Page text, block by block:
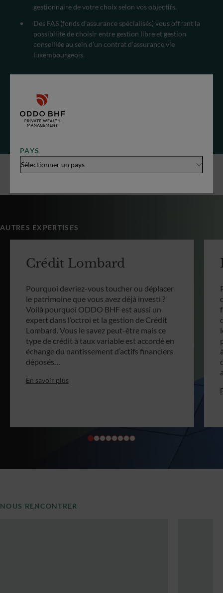
PAYS
Sélectionner un pays
gestionnaire de votre choix selon vos objectifs.
Des FAS (fonds d’assurance spécialisés) vous offrant la
possibilité de choisir entre gestion libre et gestion
conseillée au sein d’un contrat d’assurance vie
luxembourgeois.
est ce qu’il y a de plus précieux.
AUTRES EXPERTISES
Crédit Lombard
Pourquoi devriez-vous toucher ou déplacer
le patrimoine que vous avez déjà investi ?
Voilà pourquoi ODDO BHF est aussi un
expert dans l’octroi et la gestion de Crédit
Lombard. Vous le savez peut-être mais ce
type de crédit à taux variable est accordé en
échange du nantissement d’actifs financiers
déposés…
En savoir plus
NOUS RENCONTRER